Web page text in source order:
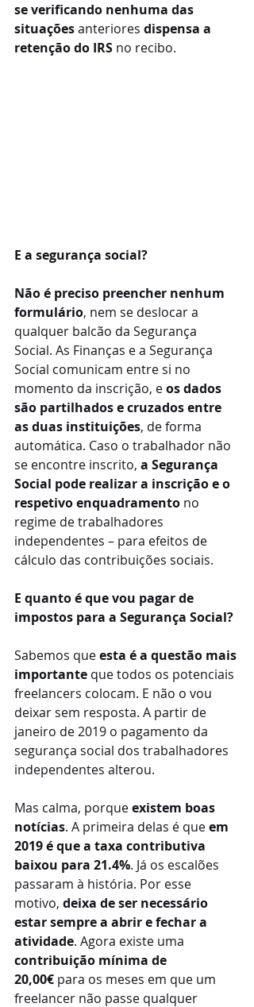
se verificando nenhuma das
situações anteriores dispensa a
retenção do IRS no recibo.
E a segurança social?
Não é preciso preencher nenhum
formulário, nem se deslocar a
qualquer balcão da Segurança
Social. As Finanças e a Segurança
Social comunicam entre si no
momento da inscrição, e os dados
são partilhados e cruzados entre
as duas instituições, de forma
automática. Caso o trabalhador não
se encontre inscrito, a Segurança
Social pode realizar a inscrição e o
respetivo enquadramento no
regime de trabalhadores
independentes – para efeitos de
cálculo das contribuições sociais.
E quanto é que vou pagar de
impostos para a Segurança Social?
Sabemos que esta é a questão mais
importante que todos os potenciais
freelancers colocam. E não o vou
deixar sem resposta. A partir de
janeiro de 2019 o pagamento da
segurança social dos trabalhadores
independentes alterou.
Mas calma, porque existem boas
notícias. A primeira delas é que em
2019 é que a taxa contributiva
baixou para 21.4%. Já os escalões
passaram à história. Por esse
motivo, deixa de ser necessário
estar sempre a abrir e fechar a
atividade. Agora existe uma
contribuição mínima de
20,00€ para os meses em que um
freelancer não passe qualquer